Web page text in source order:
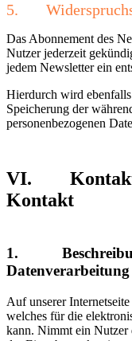
5.
Das Abonnement des
Nutzer jederzeit
jedem Newsletter ein
Hierdurch wird
Speicherung der
personenbezogenen
VI.
Kontakt
1.
Datenverarbeitung
Auf unserer
welches für die
kann. Nimmt ein Nutzer